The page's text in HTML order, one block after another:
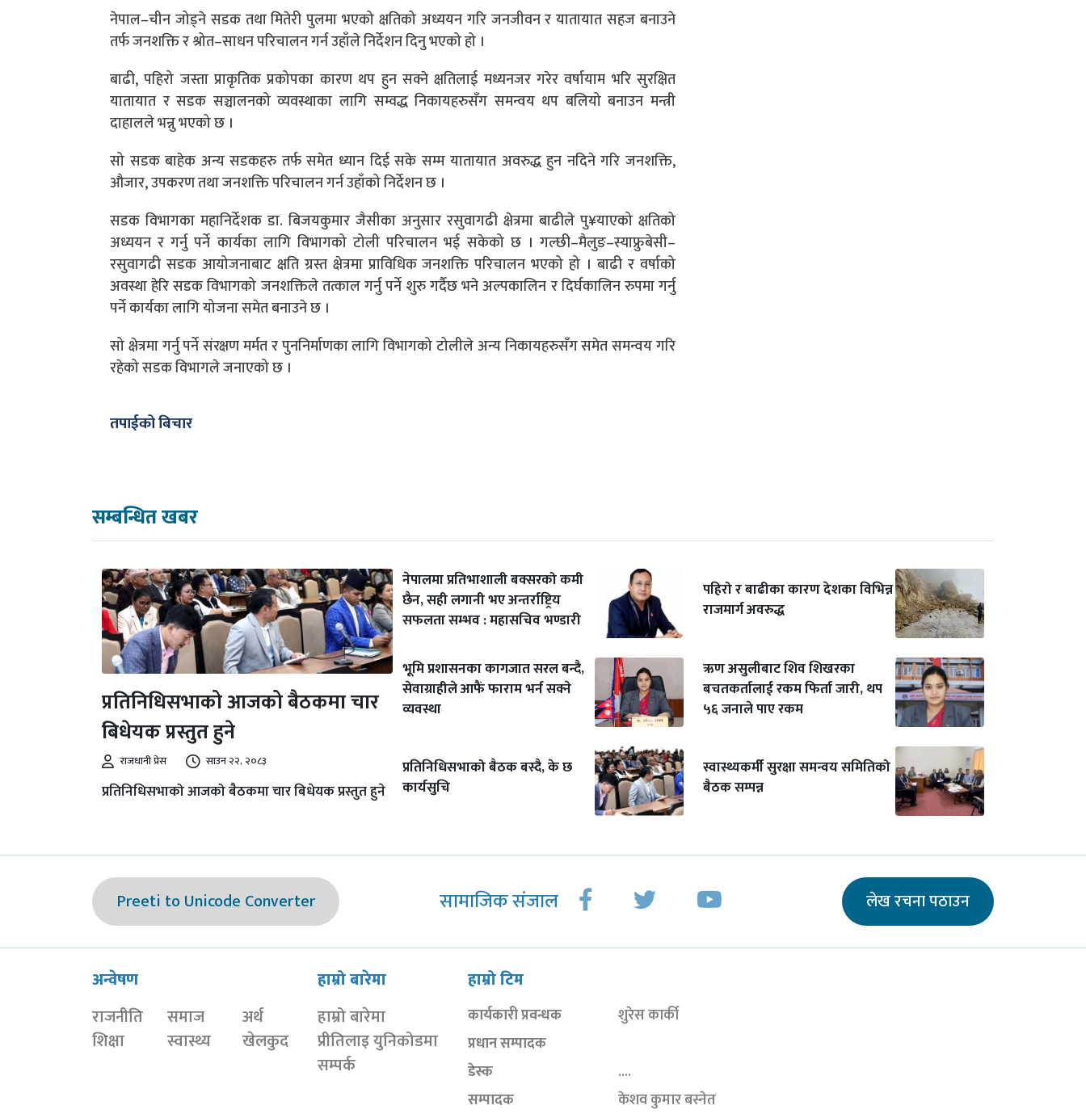
नेपाल–चीन जोड्ने सडक तथा मितेरी पुलमा भएको क्षतिको अध्ययन गरि जनजीवन र यातायात सहज बनाउने
तर्फ जनशक्ति र श्रोत–साधन परिचालन गर्न उहाँले निर्देशन दिनु भएको हो ।
बाढी, पहिरो जस्ता प्राकृतिक प्रकोपका कारण थप हुन सक्ने क्षतिलाई मध्यनजर गरेर वर्षायाम भरि सुरक्षित
यातायात र सडक सञ्चालनको व्यवस्थाका लागि सम्वद्ध निकायहरुसँग समन्वय थप बलियो बनाउन मन्त्री
दाहालले भन्नु भएको छ ।
सो सडक बाहेक अन्य सडकहरु तर्फ समेत ध्यान दिई सके सम्म यातायात अवरुद्ध हुन नदिने गरि जनशक्ति,
औजार, उपकरण तथा जनशक्ति परिचालन गर्न उहाँको निर्देशन छ ।
सडक विभागका महानिर्देशक डा. बिजयकुमार जैसीका अनुसार रसुवागढी क्षेत्रमा बाढीले पु¥याएको क्षतिको
अध्ययन र गर्नु पर्ने कार्यका लागि विभागको टोली परिचालन भई सकेको छ । गल्छी–मैलुङ–स्याफ्रुबेसी–
रसुवागढी सडक आयोजनाबाट क्षति ग्रस्त क्षेत्रमा प्राविधिक जनशक्ति परिचालन भएको हो । बाढी र वर्षाको
अवस्था हेरि सडक विभागको जनशक्तिले तत्काल गर्नु पर्ने शुरु गर्दैछ भने अल्पकालिन र दिर्घकालिन रुपमा गर्नु
पर्ने कार्यका लागि योजना समेत बनाउने छ ।
सो क्षेत्रमा गर्नु पर्ने संरक्षण मर्मत र पुननिर्माणका लागि विभागको टोलीले अन्य निकायहरुसँग समेत समन्वय गरि
रहेको सडक विभागले जनाएको छ ।
तपाईको बिचार
सम्बन्धित खबर
प्रतिनिधिसभाको आजको बैठकमा चार
बिधेयक प्रस्तुत हुने
राजधानी प्रेस साउन २२, २०८३
प्रतिनिधिसभाको आजको बैठकमा चार बिधेयक प्रस्तुत हुने
नेपालमा प्रतिभाशाली बक्सरको कमी
छैन, सही लगानी भए अन्तर्राष्ट्रिय
सफलता सम्भव : महासचिव भण्डारी
भूमि प्रशासनका कागजात सरल बन्दै,
सेवाग्राहीले आफैं फाराम भर्न सक्ने
व्यवस्था
प्रतिनिधिसभाको बैठक बस्दै, के छ
कार्यसुचि
पहिरो र बाढीका कारण देशका विभिन्न
राजमार्ग अवरुद्ध
ऋण असुलीबाट शिव शिखरका
बचतकर्तालाई रकम फिर्ता जारी, थप
५६ जनाले पाए रकम
स्वास्थ्यकर्मी सुरक्षा समन्वय समितिको
बैठक सम्पन्न
Preeti to Unicode Converter सामाजिक संजाल लेख रचना पठाउन
अन्वेषण
राजनीति
समाज
अर्थ
शिक्षा
स्वास्थ्य खेलकुद
हाम्रो बारेमा
हाम्रो बारेमा
प्रीतिलाइ युनिकोडमा
सम्पर्क
हाम्रो टिम
कार्यकारी प्रवन्धक
शुरेस कार्की
प्रधान सम्पादक
डेस्क
....
सम्पादक
केशव कुमार बस्नेत